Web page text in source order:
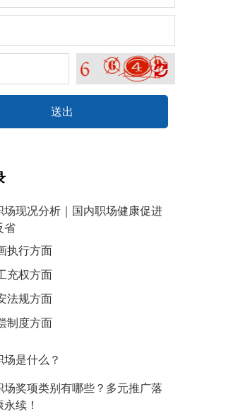
送出
场现况分析｜国内职场健康促进
省
执行方面
充权方面
法规方面
制度方面
是什么？
场奖项类别有哪些？多元推广落
续！